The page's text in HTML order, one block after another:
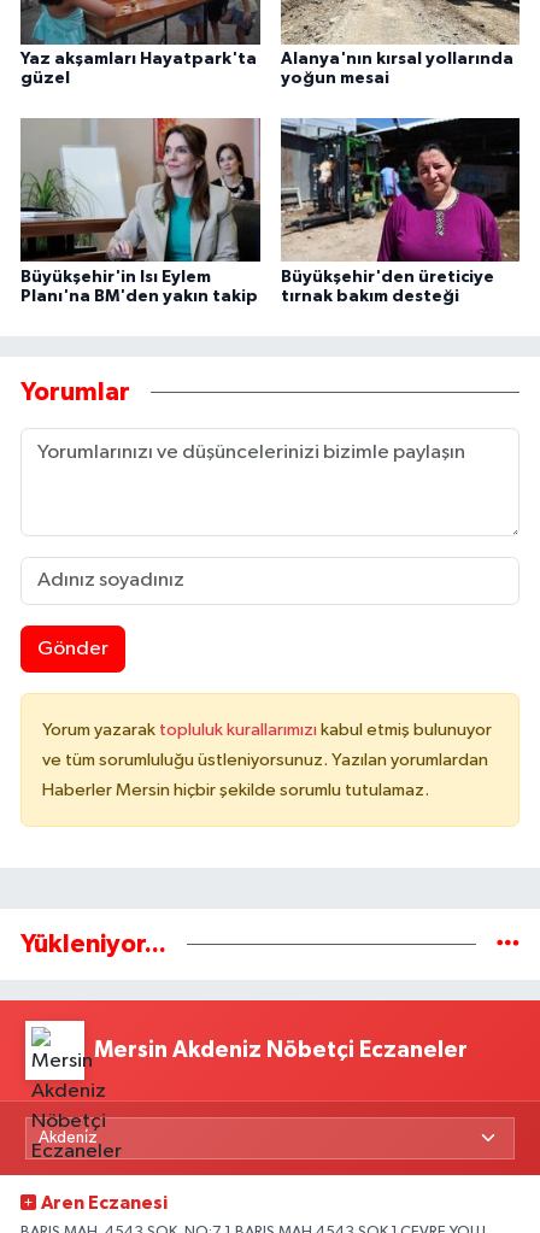
Yaz akşamları Hayatpark'ta
güzel
Alanya'nın kırsal yollarında
yoğun mesai
Büyükşehir'in Isı Eylem
Planı'na BM'den yakın takip
Büyükşehir'den üreticiye
tırnak bakım desteği
Yorumlar
Gönder
Yorum yazarak topluluk kurallarımızı kabul etmiş bulunuyor
ve tüm sorumluluğu üstleniyorsunuz. Yazılan yorumlardan
Haberler Mersin hiçbir şekilde sorumlu tutulamaz.
Yükleniyor...
Mersin Akdeniz Nöbetçi Eczaneler
Aren Eczanesi